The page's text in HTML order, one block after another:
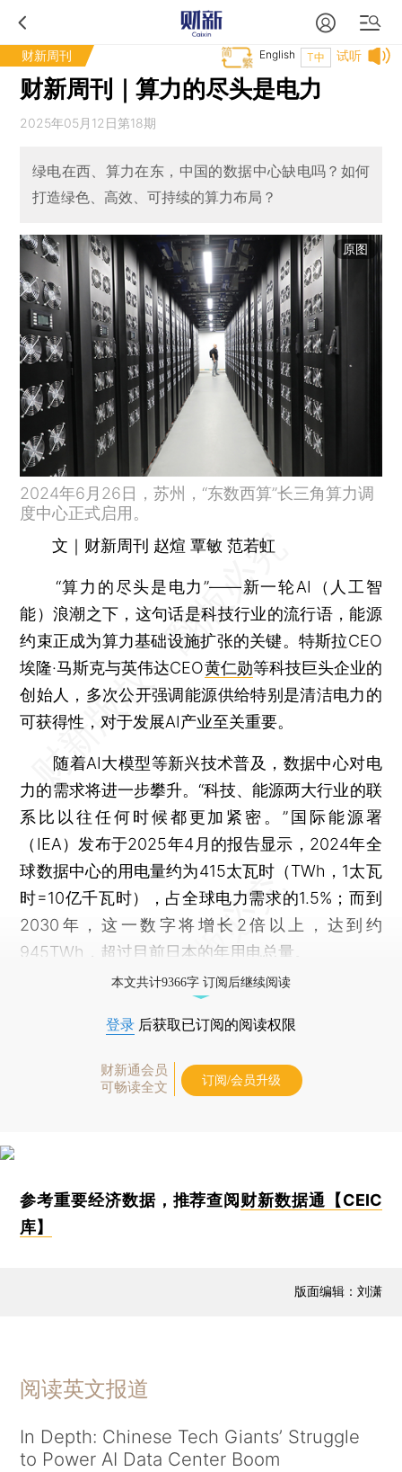
财新周刊 试听
T中
English
财新周刊｜算力的尽头是电力
2025年05月12日第18期
绿电在西、算力在东，中国的数据中心缺电吗？如何
打造绿色、高效、可持续的算力布局？
原图
2024年6月26日，苏州，“东数西算”长三角算力调
度中心正式启用。
文｜财新周刊 赵煊 覃敏 范若虹
“算力的尽头是电力”——新一轮AI（人工智
能）浪潮之下，这句话是科技行业的流行语，能源
约束正成为算力基础设施扩张的关键。特斯拉CEO
埃隆·马斯克与英伟达CEO黄仁勋等科技巨头企业的
创始人，多次公开强调能源供给特别是清洁电力的
可获得性，对于发展AI产业至关重要。
随着AI大模型等新兴技术普及，数据中心对电
力的需求将进一步攀升。“科技、能源两大行业的联
系比以往任何时候都更加紧密。”国际能源署
（IEA）发布于2025年4月的报告显示，2024年全
球数据中心的用电量约为415太瓦时（TWh，1太瓦
时=10亿千瓦时），占全球电力需求的1.5%；而到
2030年，这一数字将增长2倍以上，达到约
945TWh，超过目前日本的年用电总量。
本文共计9366字 订阅后继续阅读
登录 后获取已订阅的阅读权限
财新通会员
可畅读全文
订阅/会员升级
参考重要经济数据，推荐查阅财新数据通【CEIC
库】
版面编辑：刘潇
阅读英文报道
In Depth: Chinese Tech Giants’ Struggle
to Power AI Data Center Boom